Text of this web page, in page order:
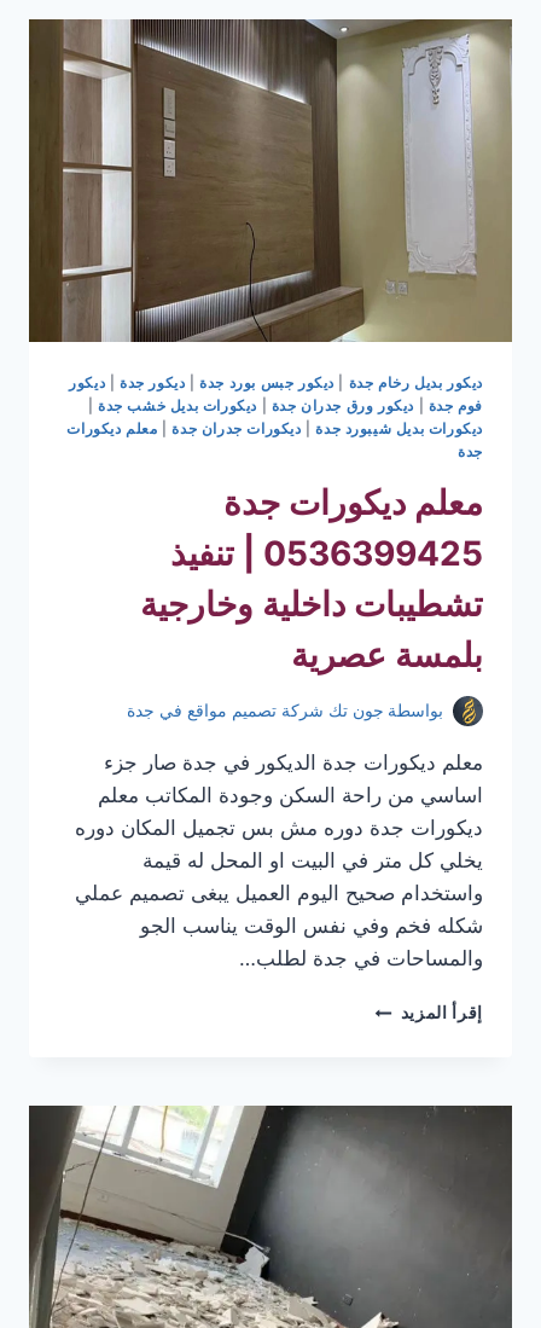
|
جرافيت
وبروفايل
ديكور بديل رخام جدة ديكور جبس بورد جدة| ديكور جدة| ديكور
فوم جدة
ديكور ورق جدران جدة ديكورات بديل خشب جدة|
ديكورات بديل شيبورد جدة| ديكورات جدران جدة| معلم ديكورات
جدة
معلم ديكورات جدة
0536399425 | تنفيذ
تشطيبات داخلية وخارجية
بلمسة عصرية
بواسطة جون تك شركة تصميم مواقع في جدة
معلم ديكورات جدة الديكور في جدة صار جزء
اساسي من راحة السكن وجودة المكاتب معلم
ديكورات جدة دوره مش بس تجميل المكان دوره
يخلي كل متر في البيت او المحل له قيمة
واستخدام صحيح اليوم العميل يبغى تصميم عملي
شكله فخم وفي نفس الوقت يناسب الجو
والمساحات في جدة لطلب…
إقرأ المزيد معلم
|